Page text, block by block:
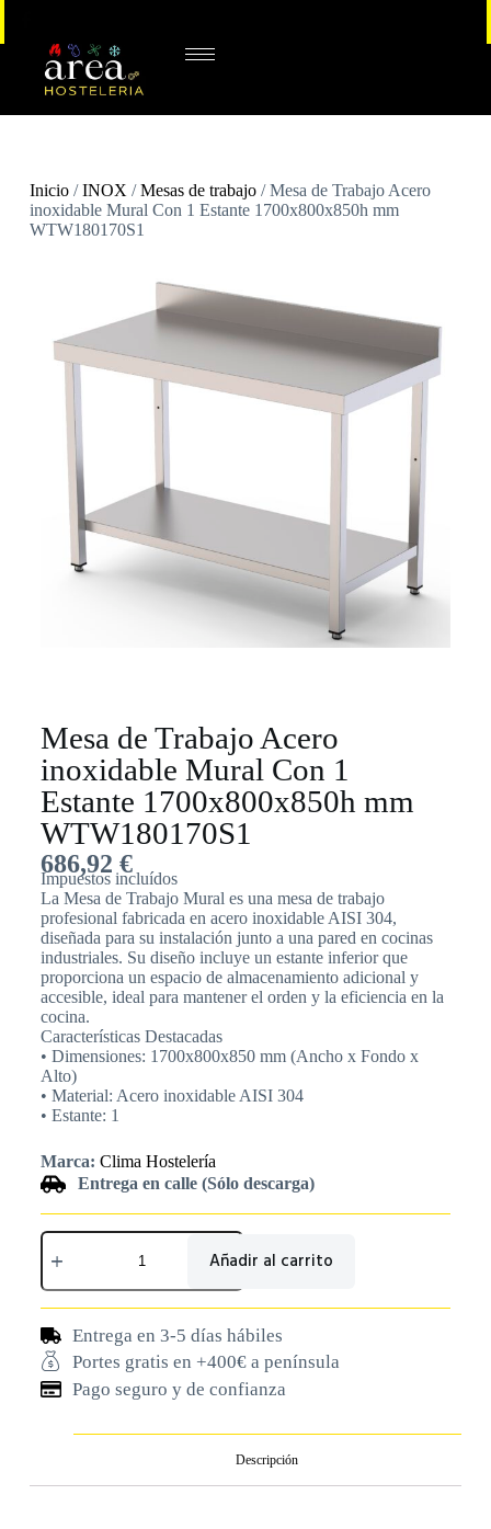
Inicio/INOX /Mesas de trabajo/ Mesa de Trabajo Acero
inoxidable Mural Con 1 Estante 1700x800x850h mm
WTW180170S1
Mesa de Trabajo Acero
inoxidable Mural Con 1
Estante 1700x800x850h mm
WTW180170S1
686,92 €
Impuestos incluídos
La Mesa de Trabajo Mural es una mesa de trabajo
profesional fabricada en acero inoxidable AISI 304,
diseñada para su instalación junto a una pared en cocinas
industriales. Su diseño incluye un estante inferior que
proporciona un espacio de almacenamiento adicional y
accesible, ideal para mantener el orden y la eficiencia en la
cocina.
Características Destacadas
• Dimensiones: 1700x800x850 mm (Ancho x Fondo x
Alto)
• Material: Acero inoxidable AISI 304
• Estante: 1
Marca: Clima Hostelería
Entrega en calle (Sólo descarga)
Añadir al carrito
Entrega en 3-5 días hábiles
Portes gratis en +400€ a península
Pago seguro y de confianza
Descripción